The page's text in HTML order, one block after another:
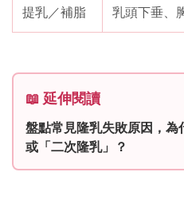
提乳／補脂 乳頭下垂、
📖 延伸閱讀
盤點常見隆乳失敗原因，為
或「二次隆乳」？